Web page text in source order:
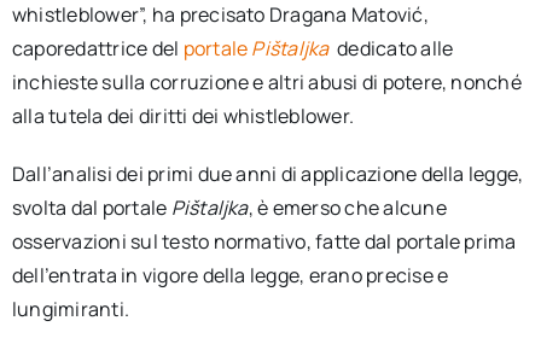
whistleblower”, ha precisato Dragana Matović,
caporedattrice del portalePištaljka dedicato alle
inchieste sulla corruzione e altri abusi di potere, nonché
alla tutela dei diritti dei whistleblower.
Dall’analisi dei primi due anni di applicazione della legge,
svolta dal portale Pištaljka, è emerso che alcune
osservazioni sul testo normativo, fatte dal portale prima
dell’entrata in vigore della legge, erano precise e
lungimiranti.